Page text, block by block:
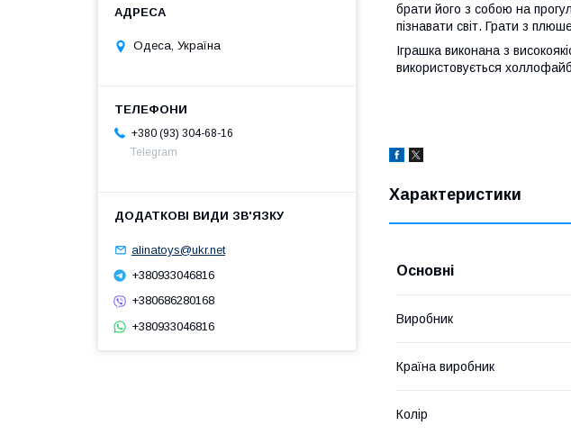
брати його з собою на
пізнавати світ. Грати з
Іграшка виконана з
використовується
Характеристики
Основні
Виробник
Країна виробник
Колір
Одеса, Україна
+380 (93) 304-68-16
Telegram
alinatoys@ukr.net
+380933046816
+380686280168
+380933046816